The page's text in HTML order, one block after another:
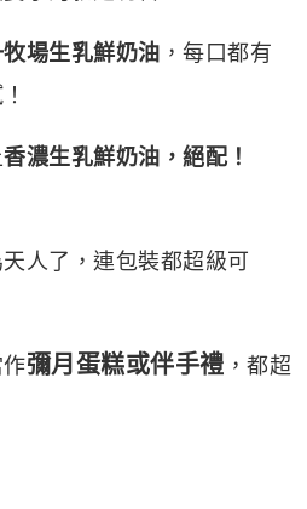
場生乳鮮奶油 ，每口都有
香濃生乳鮮奶油，絕配！
人了，連包裝都超級可
彌月蛋糕或伴手禮 ，都超